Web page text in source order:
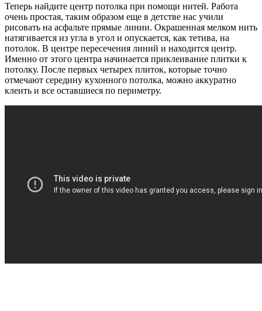
Теперь найдите центр потолка при помощи нитей. Работа
очень простая, таким образом еще в детстве нас учили
рисовать на асфальте прямые линии. Окрашенная мелком нить
натягивается из угла в угол и опускается, как тетива, на
потолок. В центре пересечения линий и находится центр.
Именно от этого центра начинается приклеивание плитки к
потолку. После первых четырех плиток, которые точно
отмечают середину кухонного потолка, можно аккуратно
клеить и все оставшиеся по периметру.